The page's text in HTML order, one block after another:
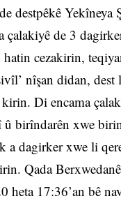
destpêkê
çalakiyê de 3
cezakirin,
nîşan didan,
Di encama
birîndarên xwe
a dagirker xwe li
Qada
heta 17:36’an bê